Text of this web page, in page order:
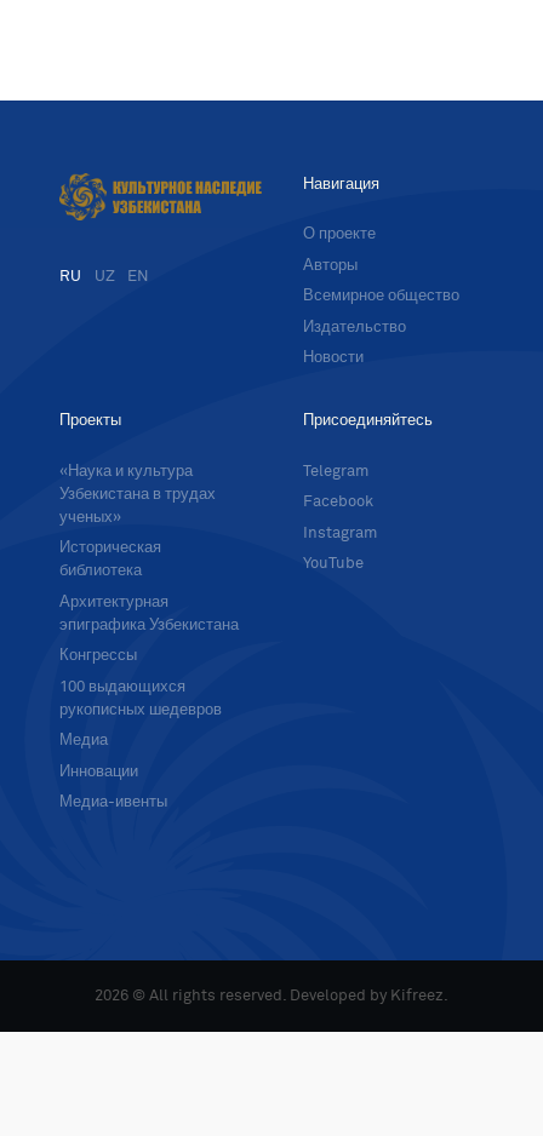
RU UZ EN
Навигация
О проекте
Авторы
Всемирное общество
Издательство
Новости
Проекты
«Наука и культура
Узбекистана в трудах
ученых»
Историческая
библиотека
Архитектурная
эпиграфика Узбекистана
Конгрессы
100 выдающихся
рукописных шедевров
Медиа
Инновации
Медиа-ивенты
Присоединяйтесь
Telegram
Facebook
Instagram
YouTube
2026 © All rights reserved. Developed by Kifreez.